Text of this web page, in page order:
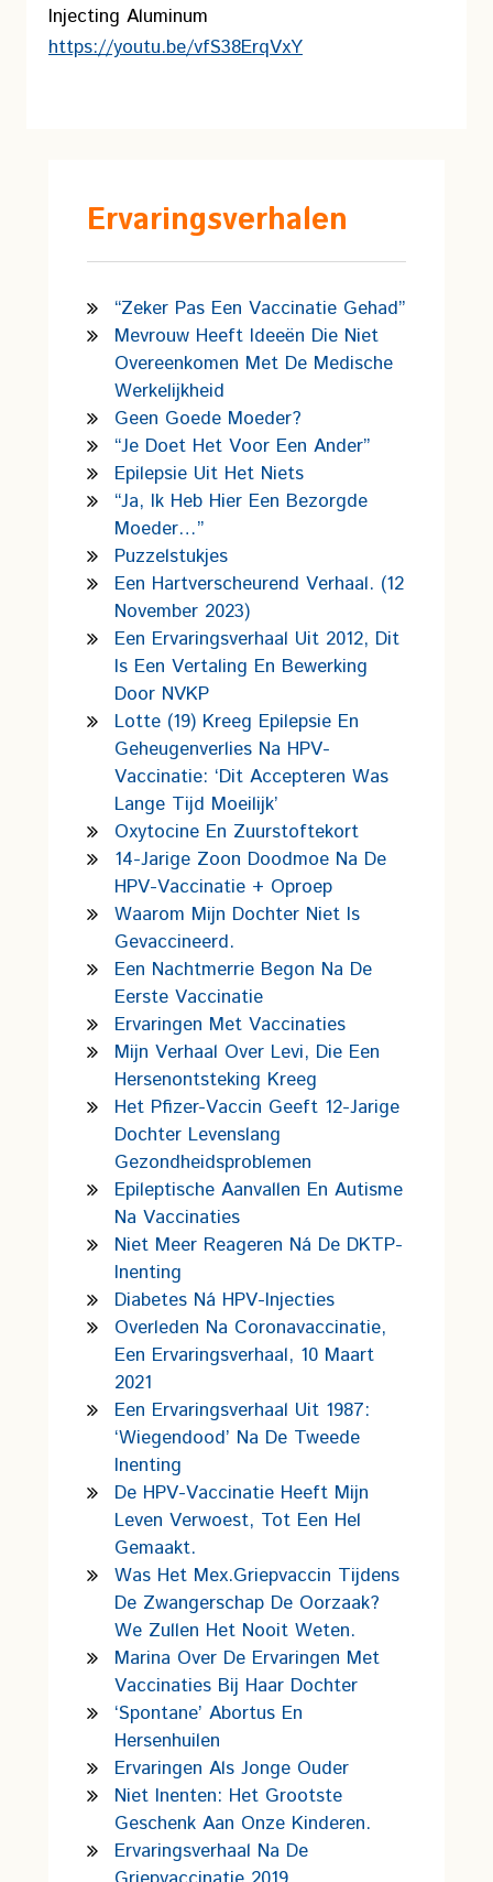
Ervaringsverhalen
“Zeker Pas Een Vaccinatie Gehad”
Mevrouw Heeft Ideeën Die Niet
Overeenkomen Met De Medische
Werkelijkheid
Geen Goede Moeder?
“Je Doet Het Voor Een Ander”
Epilepsie Uit Het Niets
“Ja, Ik Heb Hier Een Bezorgde
Moeder…”
Puzzelstukjes
Een Hartverscheurend Verhaal. (12
November 2023)
Een Ervaringsverhaal Uit 2012, Dit
Is Een Vertaling En Bewerking
Door NVKP
Lotte (19) Kreeg Epilepsie En
Geheugenverlies Na HPV-
Vaccinatie: ‘Dit Accepteren Was
Lange Tijd Moeilijk’
Oxytocine En Zuurstoftekort
14-Jarige Zoon Doodmoe Na De
HPV-Vaccinatie + Oproep
Waarom Mijn Dochter Niet Is
Gevaccineerd.
Een Nachtmerrie Begon Na De
Eerste Vaccinatie
Ervaringen Met Vaccinaties
Mijn Verhaal Over Levi, Die Een
Hersenontsteking Kreeg
Het Pfizer-Vaccin Geeft 12-Jarige
Dochter Levenslang
Gezondheidsproblemen
Epileptische Aanvallen En Autisme
Na Vaccinaties
Niet Meer Reageren Ná De DKTP-
Inenting
Diabetes Ná HPV-Injecties
Overleden Na Coronavaccinatie,
Een Ervaringsverhaal, 10 Maart
2021
Een Ervaringsverhaal Uit 1987:
‘wiegendood’ Na De Tweede
Inenting
De HPV-Vaccinatie Heeft Mijn
Leven Verwoest, Tot Een Hel
Gemaakt.
Was Het Mex.griepvaccin Tijdens
De Zwangerschap De Oorzaak?
We Zullen Het Nooit Weten.
Marina Over De Ervaringen Met
Vaccinaties Bij Haar Dochter
‘Spontane’ Abortus En
Hersenhuilen
Ervaringen Als Jonge Ouder
Niet Inenten: Het Grootste
Geschenk Aan Onze Kinderen.
Ervaringsverhaal Na De
Injecting Aluminum
https://youtu.be/vfS38ErqVxY